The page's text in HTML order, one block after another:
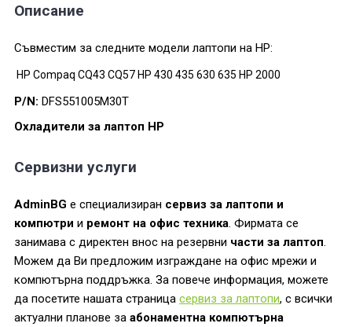
Описание
Съвместим за следните модели лаптопи на HP:
HP Compaq CQ43 CQ57 HP 430 435 630 635 HP 2000
P/N: DFS551005M30T
Охладители за лаптоп HP
Сервизни услуги
AdminBG е специализиран сервиз за лаптопи и
компютри и ремонт на офис техника. Фирмата се
занимава с директен внос на резервни части за лаптоп.
Можем да Ви предложим изграждане на офис мрежи и
компютърна поддръжка. За повече информация, можете
да посетите нашата страница сервиз за лаптопи, с всички
актуални планове за абонаментна компютърна